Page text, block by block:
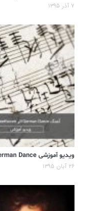
۷ آذر ۱۳۹۵
ویدیو آموزشی German Dance اثر بتهوون
۲۶ آبان ۱۳۹۵